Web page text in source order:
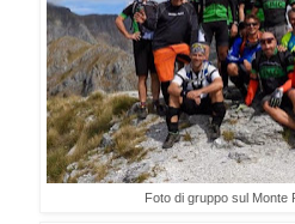
Foto di gruppo sul Monte